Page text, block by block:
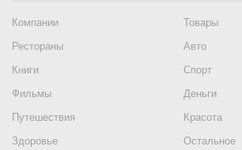
Компании
Товары
Рестораны
Авто
Книги
Спорт
Фильмы
Деньги
Путешествия
Красота
Здоровье
Остальное